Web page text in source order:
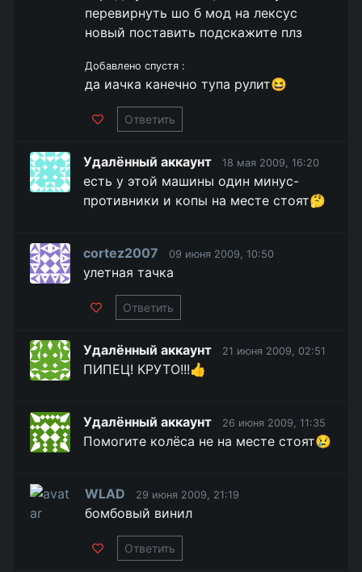
перевирнуть шо б мод на лексус
новый поставить подскажите плз
Добавлено спустя :
да иачка канечно тупа рулит😆
Ответить
Удалённый аккаунт 18 мая 2009, 16:20
есть у этой машины один минус-
противники и копы на месте стоят🤔
cortez2007 09 июня 2009, 10:50
улетная тачка
Ответить
Удалённый аккаунт 21 июня 2009, 02:51
ПИПЕЦ! КРУТО!!!👍
Удалённый аккаунт 26 июня 2009, 11:35
Помогите колёса не на месте стоят😢
WLAD 29 июня 2009, 21:19
бомбовый винил
Ответить